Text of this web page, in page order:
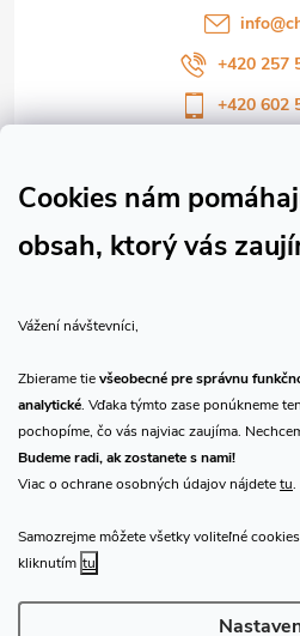
Cookies nám
obsah, ktorý vás
Vážení návštevníci,
Zbierame tievšeobecné pre správnu
analytické. Vďaka týmto zase ponúkneme
pochopíme, čo vás najviac zaujíma.
Budeme radi, ak zostanete s nami!
Viac o ochrane osobných údajov nájdetetu.
Samozrejme môžete všetky voliteľné
kliknutím tu
info@
+420 257
+420 602
Sledujte náš
Prijímame online platby